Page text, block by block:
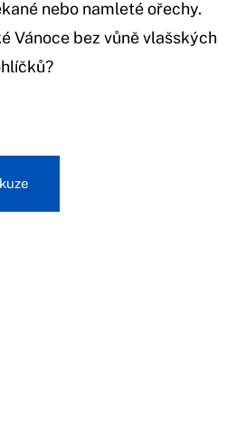
nebo namleté ořechy.
Vánoce bez vůně vlašských